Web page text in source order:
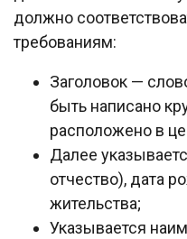
должно
требованиям:
Заголовок —
быть написано
расположено в
Далее
отчество), дата
жительства;
Указывается